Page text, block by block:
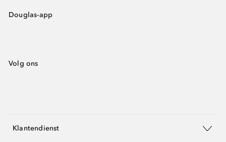
Douglas-app
Volg ons
Klantendienst